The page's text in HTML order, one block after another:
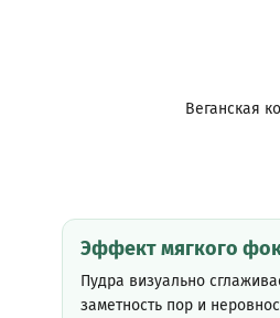
Веганская
Эффект мягкого
Пудра визуально
заметность пор и